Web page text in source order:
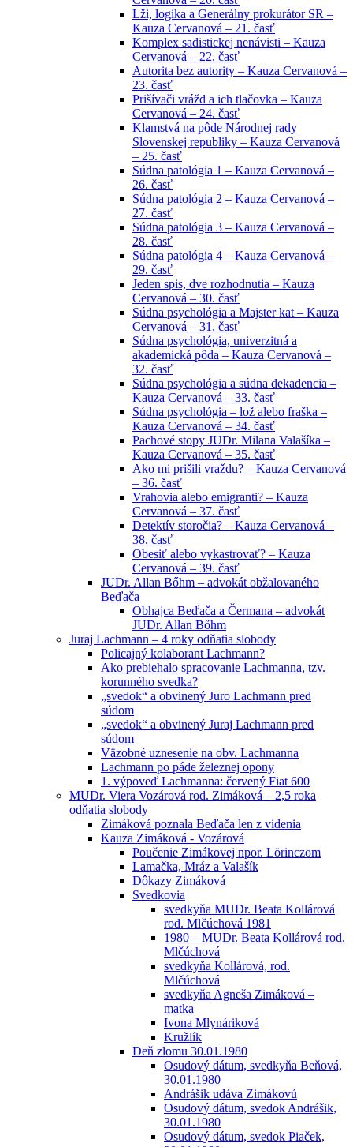
Lži, logika a Generálny prokurátor SR –
Kauza Cervanová – 21. časť
Komplex sadistickej nenávisti – Kauza
Cervanová – 22. časť
Autorita bez autority – Kauza Cervanová –
23. časť
Prišívači vrážd a ich tlačovka – Kauza
Cervanová – 24. časť
Klamstvá na pôde Národnej rady
Slovenskej republiky – Kauza Cervanová
– 25. časť
Súdna patológia 1 – Kauza Cervanová –
26. časť
Súdna patológia 2 – Kauza Cervanová –
27. časť
Súdna patológia 3 – Kauza Cervanová –
28. časť
Súdna patológia 4 – Kauza Cervanová –
29. časť
Jeden spis, dve rozhodnutia – Kauza
Cervanová – 30. časť
Súdna psychológia a Majster kat – Kauza
Cervanová – 31. časť
Súdna psychológia, univerzitná a
akademická pôda – Kauza Cervanová –
32. časť
Súdna psychológia a súdna dekadencia –
Kauza Cervanová – 33. časť
Súdna psychológia – lož alebo fraška –
Kauza Cervanová – 34. časť
Pachové stopy JUDr. Milana Valašíka –
Kauza Cervanová – 35. časť
Ako mi prišili vraždu? – Kauza Cervanová
– 36. časť
Vrahovia alebo emigranti? – Kauza
Cervanová – 37. časť
Detektív storočia? – Kauza Cervanová –
38. časť
Obesiť alebo vykastrovať? – Kauza
Cervanová – 39. časť
JUDr. Allan Bőhm – advokát obžalovaného
Beďača
Obhajca Beďača a Čermana – advokát
JUDr. Allan Bőhm
Juraj Lachmann – 4 roky odňatia slobody
Policajný kolaborant Lachmann?
Ako prebiehalo spracovanie Lachmanna, tzv.
korunného svedka?
„svedok“ a obvinený Juro Lachmann pred
súdom
„svedok“ a obvinený Juraj Lachmann pred
súdom
Väzobné uznesenie na obv. Lachmanna
Lachmann po páde železnej opony
1. výpoveď Lachmanna: červený Fiat 600
MUDr. Viera Vozárová rod. Zimáková – 2,5 roka
odňatia slobody
Zimáková poznala Beďača len z videnia
Kauza Zimáková - Vozárová
Poučenie Zimákovej npor. Lörinczom
Lamačka, Mráz a Valašík
Dôkazy Zimáková
Svedkovia
svedkyňa MUDr. Beata Kollárová
rod. Mlčúchová 1981
1980 – MUDr. Beata Kollárová rod.
Mlčúchová
svedkyňa Kollárová, rod.
Mlčúchová
svedkyňa Agneša Zimáková –
matka
Ivona Mlynáriková
Kružlík
Deň zlomu 30.01.1980
Osudový dátum, svedkyňa Beňová,
30.01.1980
Andrášik udáva Zimákovú
Osudový dátum, svedok Andrášik,
30.01.1980
Osudový dátum, svedok Piaček,